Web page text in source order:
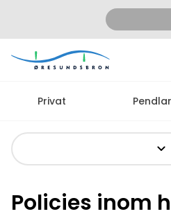
Privat
Policies inom